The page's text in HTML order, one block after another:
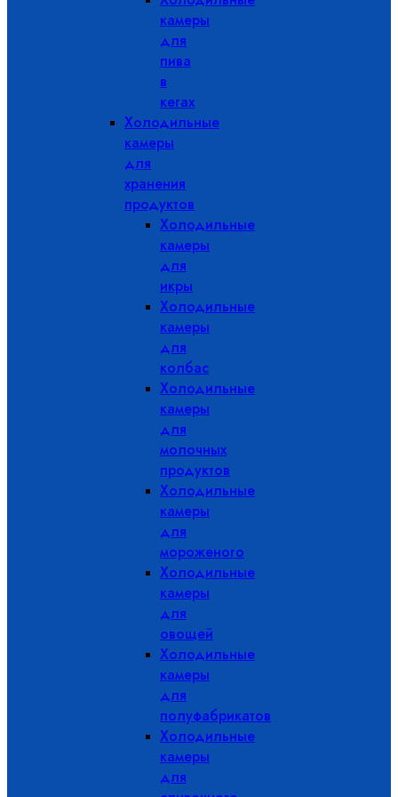
камеры
для
пива
в
кегах
Холодильные
камеры
для
хранения
продуктов
Холодильные
камеры
для
икры
Холодильные
камеры
для
колбас
Холодильные
камеры
для
молочных
продуктов
Холодильные
камеры
для
мороженого
Холодильные
камеры
для
овощей
Холодильные
камеры
для
полуфабрикатов
Холодильные
камеры
для